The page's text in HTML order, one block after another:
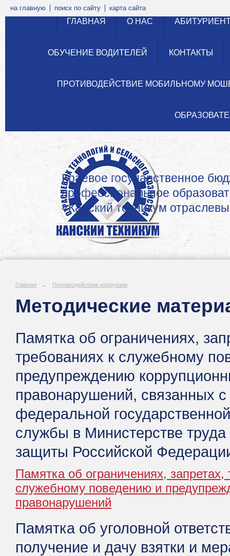
на главную поиск по сайту карта сайта
ГЛАВНАЯ О НАС
ОБУЧЕНИЕ ВОДИТЕЛЕЙ КОНТАКТЫ
ПРОТИВОДЕЙСТВИЕ МОБИЛЬНОМУ
Краевое государственное
профессиональное
«Канский техникум
Главная → Противодействие коррупции
Методические
Памятка об ограничениях,
требованиях к служебному
предупреждению
правонарушений, связанных
федеральной
службы в Министерстве
защиты Российской
Памятка об ограничениях, запретах,
служебному поведению и
правонарушений
Памятка об уголовной
получение и дачу взятки и